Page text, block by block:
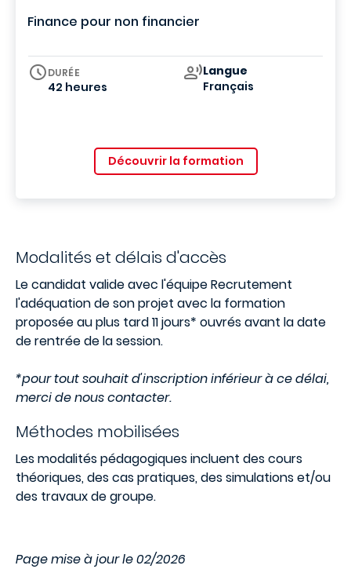
Finance pour non financier
DURÉE
42 heures
Curriculum
Langue
Français
Découvrir la formation
Modalités et délais d'accès
Le candidat valide avec l'équipe Recrutement
l'adéquation de son projet avec la formation
proposée au plus tard 11 jours* ouvrés avant la date
de rentrée de la session.
*pour tout souhait d'inscription inférieur à ce délai,
merci de nous contacter.
Méthodes mobilisées
Les modalités pédagogiques incluent des cours
théoriques, des cas pratiques, des simulations et/ou
des travaux de groupe.
Page mise à jour le 02/2026